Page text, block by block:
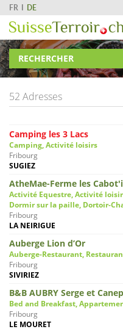
FR DE
RECHERCHER
52 Adresses
Camping les 3 Lacs
Camping, Activité loisirs
Fribourg
SUGIEZ
AtheMae-Ferme les
Activité Equestre, Activité
Dormir sur la paille, Dortoir-
Fribourg
LA NEIRIGUE
Auberge Lion d’Or
Auberge-Restaurant,
Fribourg
SIVIRIEZ
B&B AUBRY Serge et
Bed and Breakfast,
Fribourg
LE MOURET